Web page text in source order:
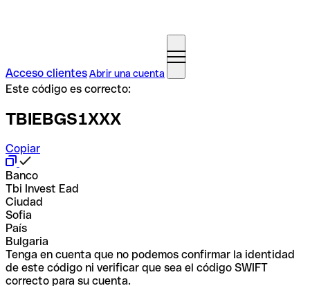
Acceso clientesAbrir una cuenta
Este código es correcto:
TBIEBGS1XXX
Copiar
Banco
Tbi Invest Ead
Ciudad
Sofia
País
Bulgaria
Tenga en cuenta que no podemos confirmar la identidad
de este código ni verificar que sea el código SWIFT
correcto para su cuenta.